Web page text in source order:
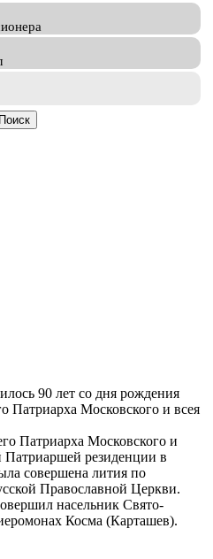
90 лет со дня рождения
Патриарха Московского и всея
Патриарха Московского и
Патриаршей резиденции в
совершена лития по
Православной Церкви.
насельник Свято-
Косма (Карташев).